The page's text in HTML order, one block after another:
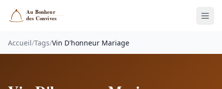
Accueil/Tags/Vin D'honneur Mariage